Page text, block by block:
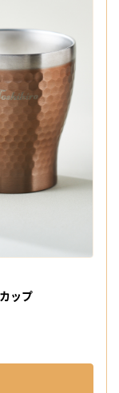
ップ